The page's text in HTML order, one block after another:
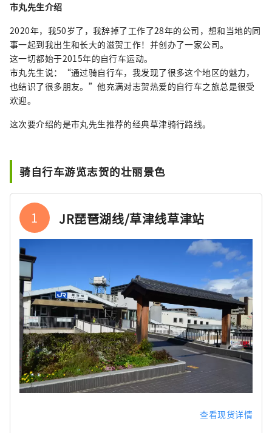
市丸先生介绍
2020年，我50岁了，我辞掉了工作了28年的公司，想和当地的同
事一起到我出生和长大的滋贺工作！并创办了一家公司。
这一切都始于2015年的自行车运动。
市丸先生说：“通过骑自行车，我发现了很多这个地区的魅力，
也结识了很多朋友。”他充满对志贺热爱的自行车之旅总是很受
欢迎。
这次要介绍的是市丸先生推荐的经典草津骑行路线。
骑自行车游览志贺的壮丽景色
1 JR琵琶湖线/草津线草津站
查看现货详情